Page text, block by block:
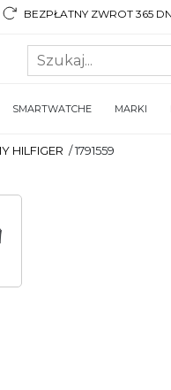
BEZPŁATNY ZWROT 365
SMARTWATCHE MARKI
HILFIGER /1791559